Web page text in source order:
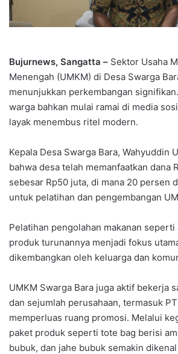
Bujurnews, Sangatta – Sektor Usaha
Menengah (UMKM) di Desa Swarga
menunjukkan perkembangan
warga bahkan mulai ramai di media
layak menembus ritel modern.
Kepala Desa Swarga Bara, Wahyuddin
bahwa desa telah memanfaatkan dana
sebesar Rp50 juta, di mana 20 persen
untuk pelatihan dan pengembangan
Pelatihan pengolahan makanan seperti
produk turunannya menjadi fokus
dikembangkan oleh keluarga dan
UMKM Swarga Bara juga aktif bekerja
dan sejumlah perusahaan, termasuk
memperluas ruang promosi. Melalui
paket produk seperti tote bag berisi
bubuk, dan jahe bubuk semakin